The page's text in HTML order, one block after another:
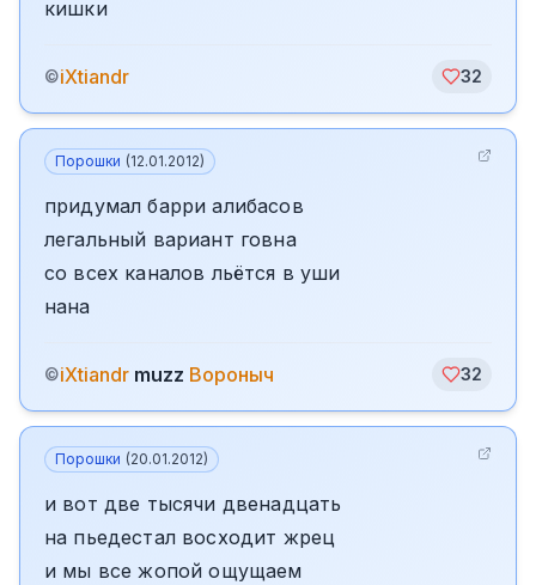
кишки
©iXtiandr 32
Порошки (12.01.2012)
придумал барри алибасов
легальный вариант говна
со всех каналов льётся в уши
нана
©iXtiandr muzz Вороныч 32
Порошки (20.01.2012)
и вот две тысячи двенадцать
на пьедестал восходит жрец
и мы все жопой ощущаем